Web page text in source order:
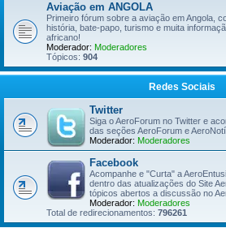
Aviação em ANGOLA
Primeiro fórum sobre a aviação em Angola,
história, bate-papo, turismo e muita
africano!
Moderador: Moderadores
Tópicos: 904
Redes Sociais
Twitter
Siga o AeroForum no Twitter e
das seções AeroForum e
Moderador: Moderadores
Facebook
Acompanhe e "Curta" a
dentro das atualizações do Site
tópicos abertos a discussão no
Moderador: Moderadores
Total de redirecionamentos: 796261